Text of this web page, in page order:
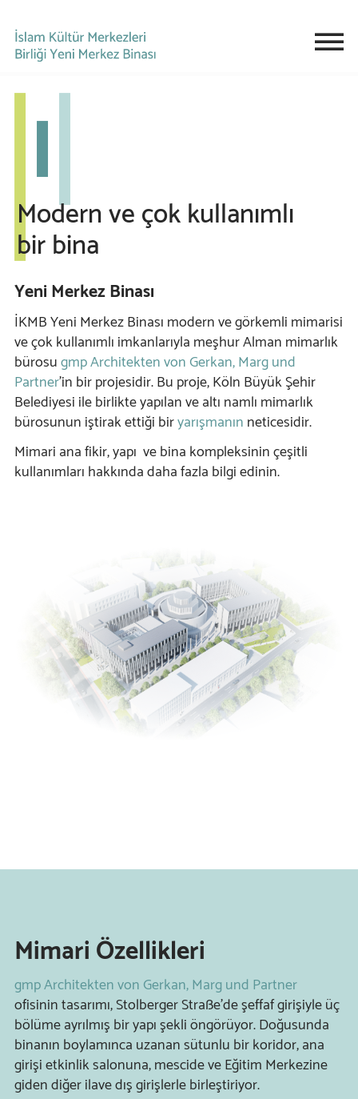
Modern ve çok kullanımlı
bir bina
Yeni Merkez Binası
İKMB Yeni Merkez Binası modern ve görkemli mimarisi
ve çok kullanımlı imkanlarıyla meşhur Alman mimarlık
bürosugmp Architekten von Gerkan, Marg und
Partner'in bir projesidir. Bu proje, Köln Büyük Şehir
Belediyesi ile birlikte yapılan ve altı namlı mimarlık
bürosunun iştirak ettiği biryarışmanın neticesidir.
Mimari ana fikir, yapı ve bina kompleksinin çeşitli
kullanımları hakkında daha fazla bilgi edinin.
Mimari Özellikleri
gmp Architekten von Gerkan, Marg und Partner
ofisinin tasarımı, Stolberger Straße'de şeffaf girişiyle üç
bölüme ayrılmış bir yapı şekli öngörüyor.Doğusunda
binanın boylamınca uzanansütunlu bir koridor, ana
girişi etkinlik salonuna, mescide ve Eğitim Merkezine
giden diğer ilave dış girişlerle birleştiriyor.